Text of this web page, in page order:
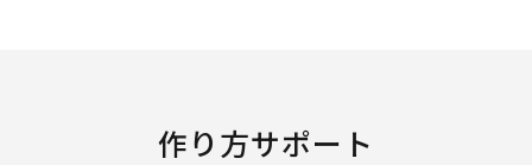
作り方サポート